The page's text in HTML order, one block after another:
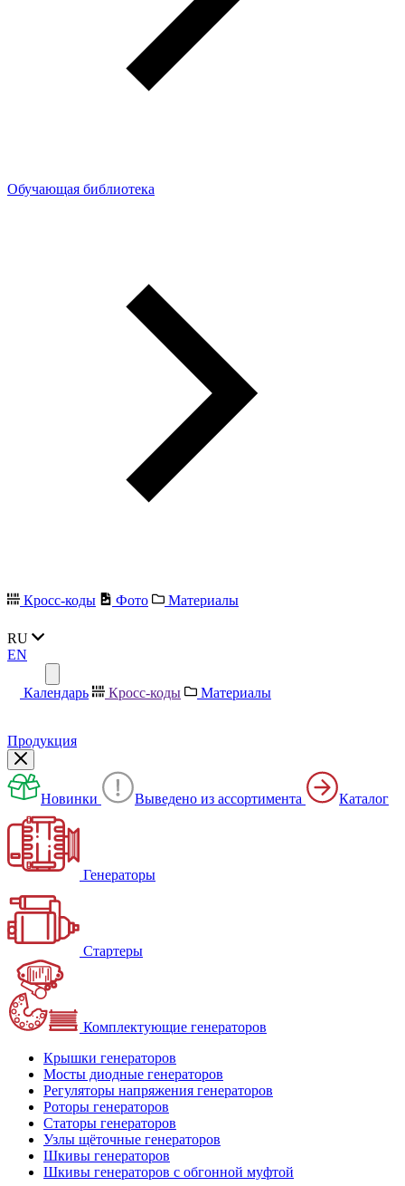
Обучающая библиотека
Кросс-коды Фото Материалы
RU
EN
Календарь Кросс-коды Материалы
Продукция
Новинки Выведено из ассортимента Каталог
Генераторы
Стартеры
Комплектующие генераторов
Крышки генераторов
Мосты диодные генераторов
Регуляторы напряжения генераторов
Роторы генераторов
Статоры генераторов
Узлы щёточные генераторов
Шкивы генераторов
Шкивы генераторов с обгонной муфтой